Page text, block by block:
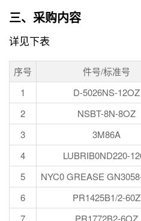
三、采购内容
详见下表
序号 件号/标准号
1
D-5026NS-12OZ
2
NSBT-8N-8OZ
3
3M86A
4
LUBRIB0ND220-
5
NYC0 GREASE
6
PR1425B1/2-60Z
7
PR1772B2-6OZ